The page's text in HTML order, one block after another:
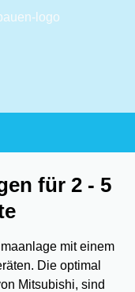
für 2 - 5
mit einem
Die optimal
Mitsubishi, sind